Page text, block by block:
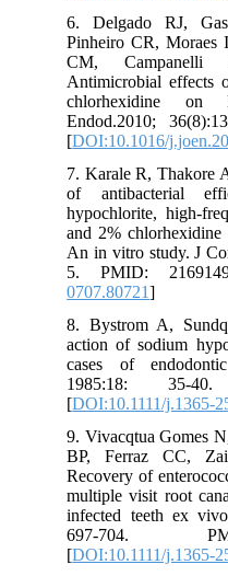
6. Delgado RJ,
Pinheiro CR,
CM,
Antimicrobial
chlorhexidine on
Endod.2010;
[DOI:10.1016/
7. Karale R,
of antibacterial
hypochlorite, high-
and 2%
An in vitro study. J
5. PMID:
0707.80721
8. Bystrom A,
action of sodium
cases of
1985:18: 35-
[DOI:10.1111/
9. Vivacqtua
BP, Ferraz CC,
Recovery of
multiple visit root
infected teeth ex
697-704.
[DOI:10.1111/